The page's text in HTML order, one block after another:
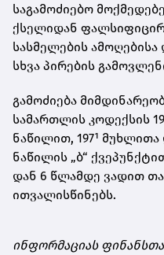
საგამოძიებო
ქსელიდან
სასმელების
სხვა პირების
გამოძიება
სამართლის კოდექსის
ნაწილით, 197¹ მუხლითა
ნაწილის „ბ“
დან 6 წლამდე ვადით
ითვალისწინებს.
ინფორმაციას